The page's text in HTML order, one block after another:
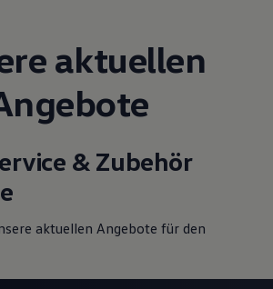
aktuellen
& Zubehör
aktuellen Angebote für den